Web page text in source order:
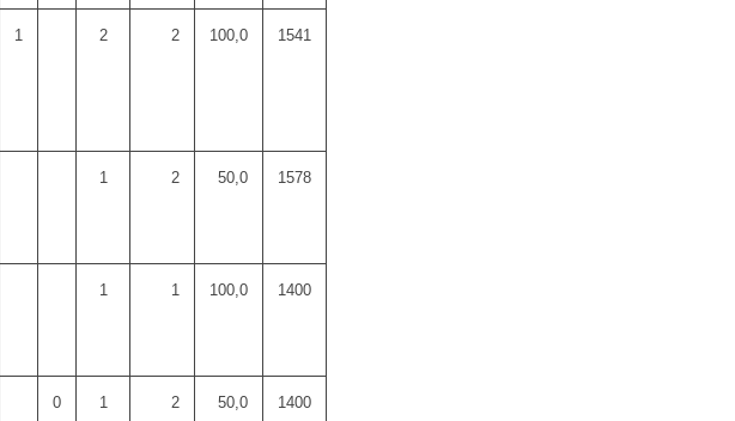
1 2 2 100,0 1541
1 2 50,0 1578
1 1 100,0 1400
0 1 2 50,0 1400